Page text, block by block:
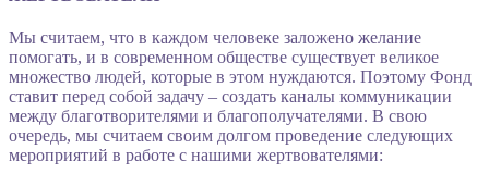
Мы считаем, что в каждом человеке заложено желание
помогать, и в современном обществе существует великое
множество людей, которые в этом нуждаются. Поэтому Фонд
ставит перед собой задачу – создать каналы коммуникации
между благотворителями и благополучателями. В свою
очередь, мы считаем своим долгом проведение следующих
мероприятий в работе с нашими жертвователями: